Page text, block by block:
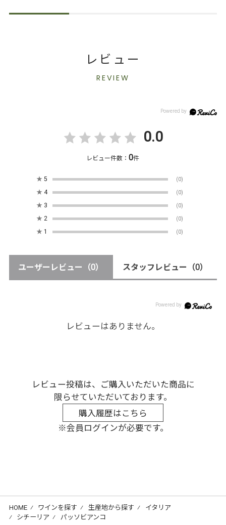
レビュー
REVIEW
0.0
レビュー件数：0件
★ 5 (0)
★ 4 (0)
★ 3 (0)
★ 2 (0)
★ 1 (0)
ユーザーレビュー （0） スタッフレビュー （0）
レビューはありません。
レビュー投稿は、ご購入いただいた商品に
限らせていただいております。
購入履歴はこちら
※会員ログインが必要です。
HOME ⁄ ワインを探す ⁄ 生産地から探す ⁄ イタリア
⁄ シチーリア ⁄ パッソビアンコ